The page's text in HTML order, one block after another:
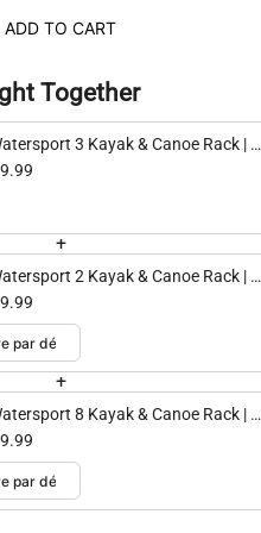
ADD TO CART
Together
3 Kayak & Canoe Rack | 3
| Black
+
2 Kayak & Canoe Rack | 2
| Black
+
8 Kayak & Canoe Rack | 8
| Black